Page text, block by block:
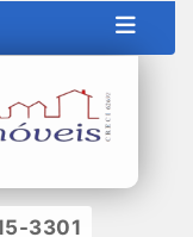
3301